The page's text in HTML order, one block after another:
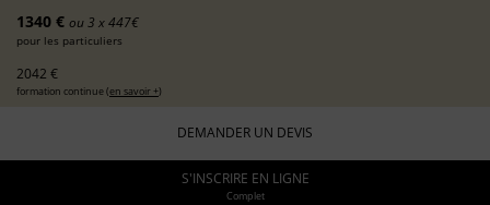
1340 € ou 3 x 447€
pour les particuliers
2042 €
formation continue (en savoir +)
DEMANDER UN DEVIS
S'INSCRIRE EN LIGNE
Complet